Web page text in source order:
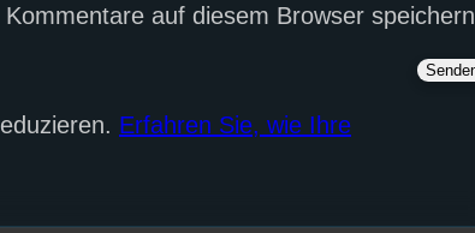
auf diesem Browser
Erfahren Sie, wie Ihre